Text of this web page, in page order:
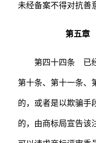
未经备案不得对抗善
第五章
第四十四条 已经
第十条、第十一条、
的，或者是以欺骗手
的，由商标局宣告该